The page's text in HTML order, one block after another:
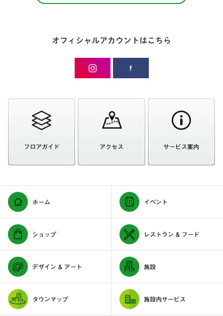
オフィシャルアカウントはこちら
フロアガイド アクセス サービス案内
ホーム イベント
ショップ レストラン & フード
デザイン & アート 施設
タウンマップ 施設内サービス